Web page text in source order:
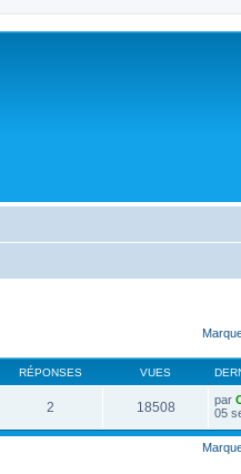
RÉPONSES VUES
2 18508 par
05